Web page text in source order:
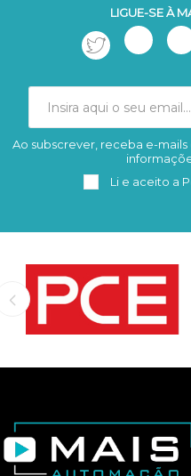
LIGUE-SE À
Ao subscrever, receba e-
Li e aceito a